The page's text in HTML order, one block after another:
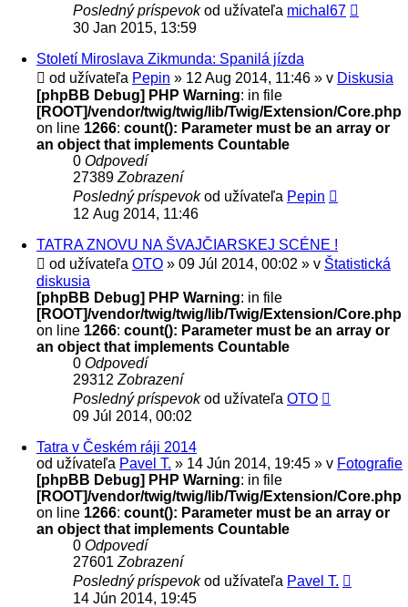
Posledný príspevokod užívateľa michal67
30 Jan 2015, 13:59
Století Miroslava Zikmunda: Spanilá jízda
od užívateľa Pepin » 12 Aug 2014, 11:46 » v Diskusia
[phpBB Debug] PHP Warning: in file
[ROOT]/vendor/twig/twig/lib/Twig/Extension/Core.php
on line 1266: count(): Parameter must be an array or
an object that implements Countable
0 Odpovedí
27389 Zobrazení
Posledný príspevokod užívateľa Pepin
12 Aug 2014, 11:46
TATRA ZNOVU NA ŠVAJČIARSKEJ SCÉNE !
od užívateľa OTO » 09 Júl 2014, 00:02 » v Štatistická
diskusia
[phpBB Debug] PHP Warning: in file
[ROOT]/vendor/twig/twig/lib/Twig/Extension/Core.php
on line 1266: count(): Parameter must be an array or
an object that implements Countable
0 Odpovedí
29312 Zobrazení
Posledný príspevokod užívateľa OTO
09 Júl 2014, 00:02
Tatra v Českém ráji 2014
od užívateľa Pavel T. » 14 Jún 2014, 19:45 » v Fotografie
[phpBB Debug] PHP Warning: in file
[ROOT]/vendor/twig/twig/lib/Twig/Extension/Core.php
on line 1266: count(): Parameter must be an array or
an object that implements Countable
0 Odpovedí
27601 Zobrazení
Posledný príspevokod užívateľa Pavel T.
14 Jún 2014, 19:45